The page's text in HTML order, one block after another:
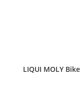
LIQUI MOLY